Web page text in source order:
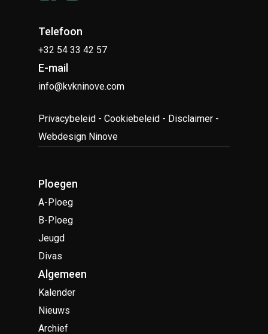
Telefoon
+32 54 33 42 57
E-mail
info@kvkninove.com
Privacybeleid -Cookiebeleid - Disclaimer -
Webdesign Ninove
Ploegen
A-Ploeg
B-Ploeg
Jeugd
Divas
Algemeen
Kalender
Nieuws
Archief